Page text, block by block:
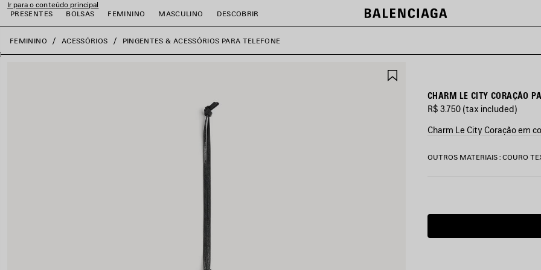
Ir para o conteúdo principal
PRESENTES
BOLSAS FEMININO MASCULINO DESCOBRIR
Fechar o banner
FEMININO ACESSÓRIOS PINGENTES & ACESSÓRIOS PARA TELEFONE
CHARM LE CITY CORAÇÃO
R$ 3.750 (tax included)
Charm Le City Coração em
CORES
OUTROS MATERIAIS : COURO
garantido: